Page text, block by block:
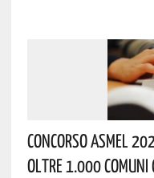
Concorso Asmel
Oltre 1.000